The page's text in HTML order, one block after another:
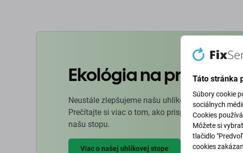
Ekológia na prvom
Neustále zlepšujeme našu uhlíkovú stopu, aby
Prečítajte si viac o tom, ako prispôsobujeme
našu stopu.
Viac o našej uhlíkovej stope
Táto stránka
Súbory cookie
sociálnych
Cookies
Môžete si
tlačidlo
cookies